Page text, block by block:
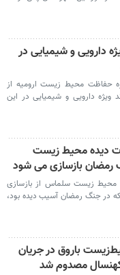
دارویی و شیمیایی در
حفاظت محیط زیست ارومیه از
پسماند ویژه دارویی و شیمیایی در این
دیده محیط زیست
بازسازی می شود
محیط زیست سلماس از بازسازی
در جنگ رمضان آسیب دیده بود،
باروق در جریان
مصدوم شد